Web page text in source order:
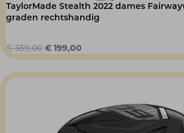
TaylorMade Stealth 2022 dames
graden rechtshandig
€359,00 Oorspronkelijke
prijs
was:
€ 199,00
prijs
is: